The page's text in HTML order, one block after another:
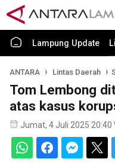
Lampung Update
ANTARA Lintas Daerah
Tom Lembong
atas kasus
Jumat, 4 Juli 2025 20:40